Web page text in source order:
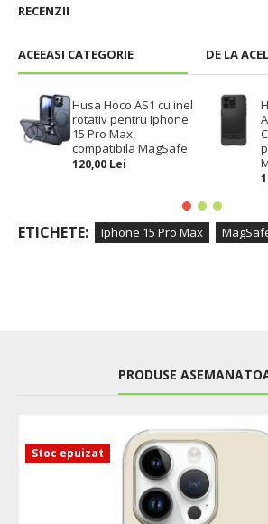
ACEEASI CATEGORIE DE LA
Husa Hoco AS1 cu inel
rotativ pentru Iphone
15 Pro Max,
compatibila MagSafe
120,00 Lei
RECENZII
ETICHETE: Iphone 15 Pro Max
PRODUSE
Stoc epuizat